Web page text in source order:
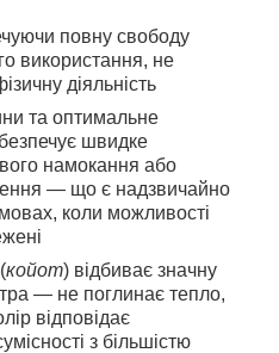
повну свободу
використання, не
діяльність
та оптимальне
швидке
намокання або
— що є надзвичайно
коли можливості
койот) відбиває значну
— не поглинає тепло,
відповідає
з більшістю